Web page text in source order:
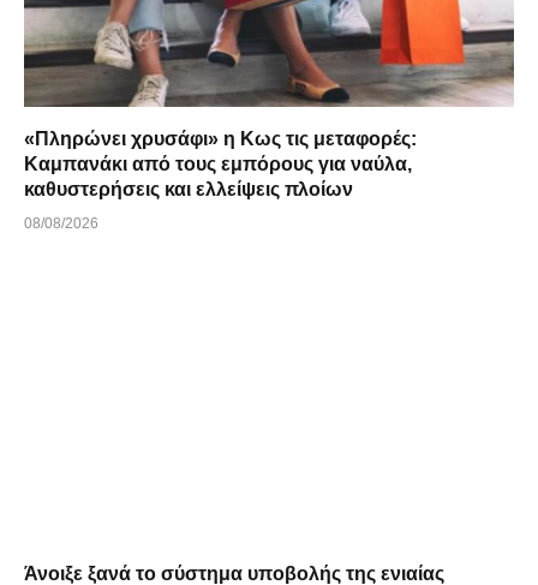
«Πληρώνει χρυσάφι» η Κως τις μεταφορές:
Καμπανάκι από τους εμπόρους για ναύλα,
καθυστερήσεις και ελλείψεις πλοίων
08/08/2026
Άνοιξε ξανά το σύστημα υποβολής της ενιαίας